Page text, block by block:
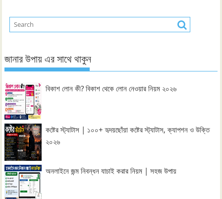
জানার উপায় এর সাথে থাকুন
বিকাশ লোন কী? বিকাশ থেকে লোন নেওয়ার নিয়ম ২০২৬
কষ্টের স্ট্যাটাস | ১০০+ হৃদয়ছোঁয়া কষ্টের স্ট্যাটাস, ক্যাপশন ও উক্তি
২০২৬
অনলাইনে জন্ম নিবন্ধন যাচাই করার নিয়ম | সহজ উপায়